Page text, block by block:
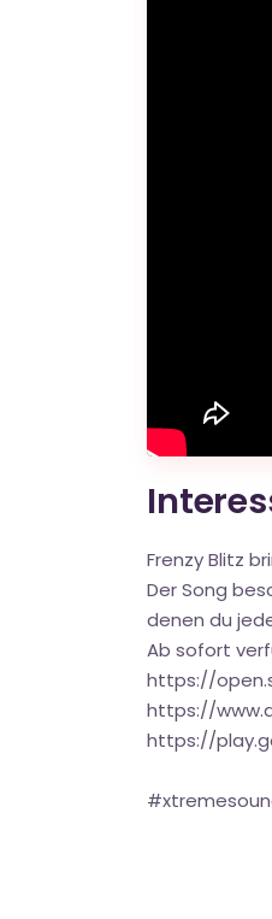
Frenzy Blitz
Der Song
denen du
Ab sofort
https://
https://
https://